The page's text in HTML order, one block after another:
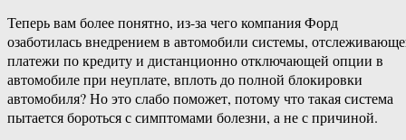
Теперь вам более понятно, из-за чего компания Форд
озаботилась внедрением в автомобили системы,
платежи по кредиту и дистанционно отключающей опции в
автомобиле при неуплате, вплоть до полной блокировки
автомобиля? Но это слабо поможет, потому что такая система
пытается бороться с симптомами болезни, а не с причиной.